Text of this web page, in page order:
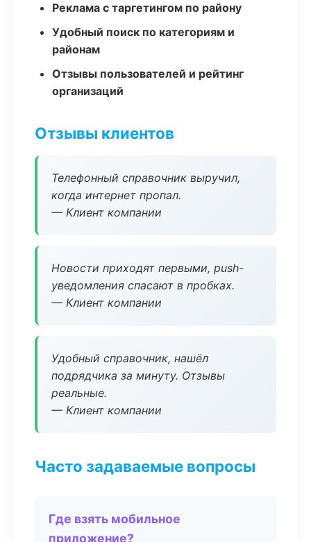
Реклама с таргетингом по району
Удобный поиск по категориям и
районам
Отзывы пользователей и рейтинг
организаций
Отзывы клиентов
Телефонный справочник выручил,
когда интернет пропал.
— Клиент компании
Новости приходят первыми, push-
уведомления спасают в пробках.
— Клиент компании
Удобный справочник, нашёл
подрядчика за минуту. Отзывы
реальные.
— Клиент компании
Часто задаваемые вопросы
Где взять мобильное
приложение?